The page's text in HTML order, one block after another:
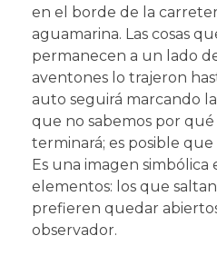
en el borde de la
aguamarina. Las cosas
permanecen a un lado
aventones lo trajeron
auto seguirá marcando
que no sabemos por
terminará; es posible
Es una imagen simbólica
elementos: los que
prefieren quedar
observador.